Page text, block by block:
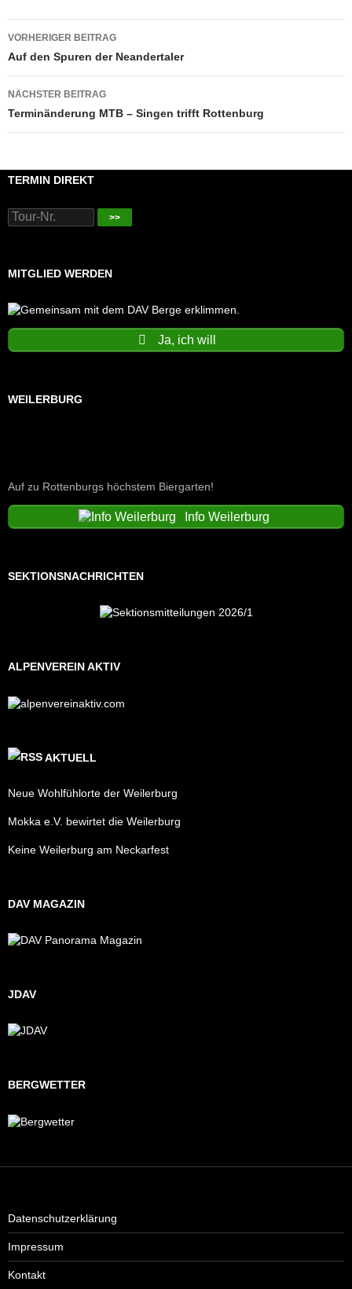
Beitragsnavigation
VORHERIGER BEITRAG
Auf den Spuren der Neandertaler
NÄCHSTER BEITRAG
Terminänderung MTB – Singen trifft Rottenburg
TERMIN DIREKT
>>
MITGLIED WERDEN
Ja, ich will
WEILERBURG
Auf zu Rottenburgs höchstem Biergarten!
Info Weilerburg
SEKTIONSNACHRICHTEN
ALPENVEREIN AKTIV
AKTUELL
Neue Wohlfühlorte der Weilerburg
Mokka e.V. bewirtet die Weilerburg
Keine Weilerburg am Neckarfest
DAV MAGAZIN
JDAV
BERGWETTER
Datenschutzerklärung
Impressum
Kontakt